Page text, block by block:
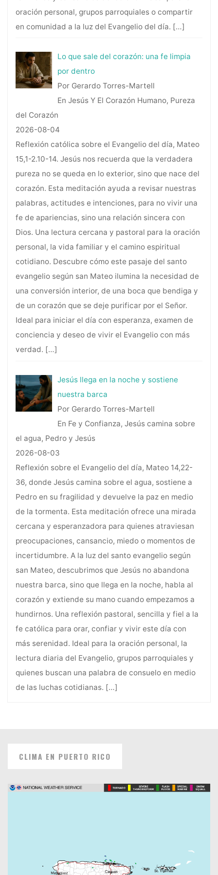
oración personal, grupos parroquiales o compartir
en comunidad a la luz del Evangelio del día. […]
Lo que sale del corazón: una fe limpia
por dentro
Por Gerardo Torres-Martell
En Jesús Y El Corazón Humano, Pureza
del Corazón
2026-08-04
Reflexión católica sobre el Evangelio del día, Mateo
15,1-2.10-14. Jesús nos recuerda que la verdadera
pureza no se queda en lo exterior, sino que nace del
corazón. Esta meditación ayuda a revisar nuestras
palabras, actitudes e intenciones, para no vivir una
fe de apariencias, sino una relación sincera con
Dios. Una lectura cercana y pastoral para la oración
personal, la vida familiar y el camino espiritual
cotidiano. Descubre cómo este pasaje del santo
evangelio según san Mateo ilumina la necesidad de
una conversión interior, de una boca que bendiga y
de un corazón que se deje purificar por el Señor.
Ideal para iniciar el día con esperanza, examen de
conciencia y deseo de vivir el Evangelio con más
verdad. […]
Jesús llega en la noche y sostiene
nuestra barca
Por Gerardo Torres-Martell
En Fe y Confianza, Jesús camina sobre
el agua, Pedro y Jesús
2026-08-03
Reflexión sobre el Evangelio del día, Mateo 14,22-
36, donde Jesús camina sobre el agua, sostiene a
Pedro en su fragilidad y devuelve la paz en medio
de la tormenta. Esta meditación ofrece una mirada
cercana y esperanzadora para quienes atraviesan
preocupaciones, cansancio, miedo o momentos de
incertidumbre. A la luz del santo evangelio según
san Mateo, descubrimos que Jesús no abandona
nuestra barca, sino que llega en la noche, habla al
corazón y extiende su mano cuando empezamos a
hundirnos. Una reflexión pastoral, sencilla y fiel a la
fe católica para orar, confiar y vivir este día con
más serenidad. Ideal para la oración personal, la
lectura diaria del Evangelio, grupos parroquiales y
quienes buscan una palabra de consuelo en medio
de las luchas cotidianas. […]
CLIMA EN PUERTO RICO